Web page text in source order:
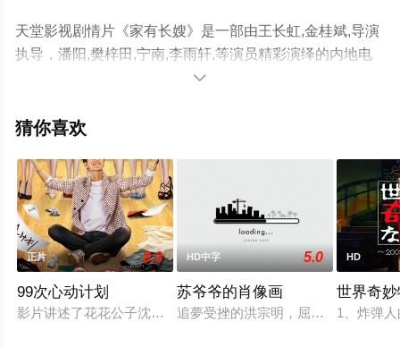
天堂影视剧情片《家有长嫂》是一部由王长虹,金桂斌,导演
执导，潘阳,樊梓田,宁南,李雨轩,等演员精彩演绎的内地电
影，手机免费观看高清未删减完整版电影大全就来天堂电
等平台了解。

猜你喜欢
正片 8.0
99次心动计划
影片讲述了花花公子沈大梦就医发现自己身患罕见疾病，也正是
HD中字 5.0
苏爷爷的肖像画
追夢受挫的洪宗明，屈於現實放棄了
HD
世界奇
1、炸弹